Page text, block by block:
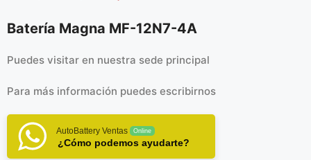
Batería Magna MF-12N7-4A
Puedes visitar en nuestra sede principal
Para más información puedes escribirnos
AutoBattery Ventas Online
¿Cómo podemos ayudarte?